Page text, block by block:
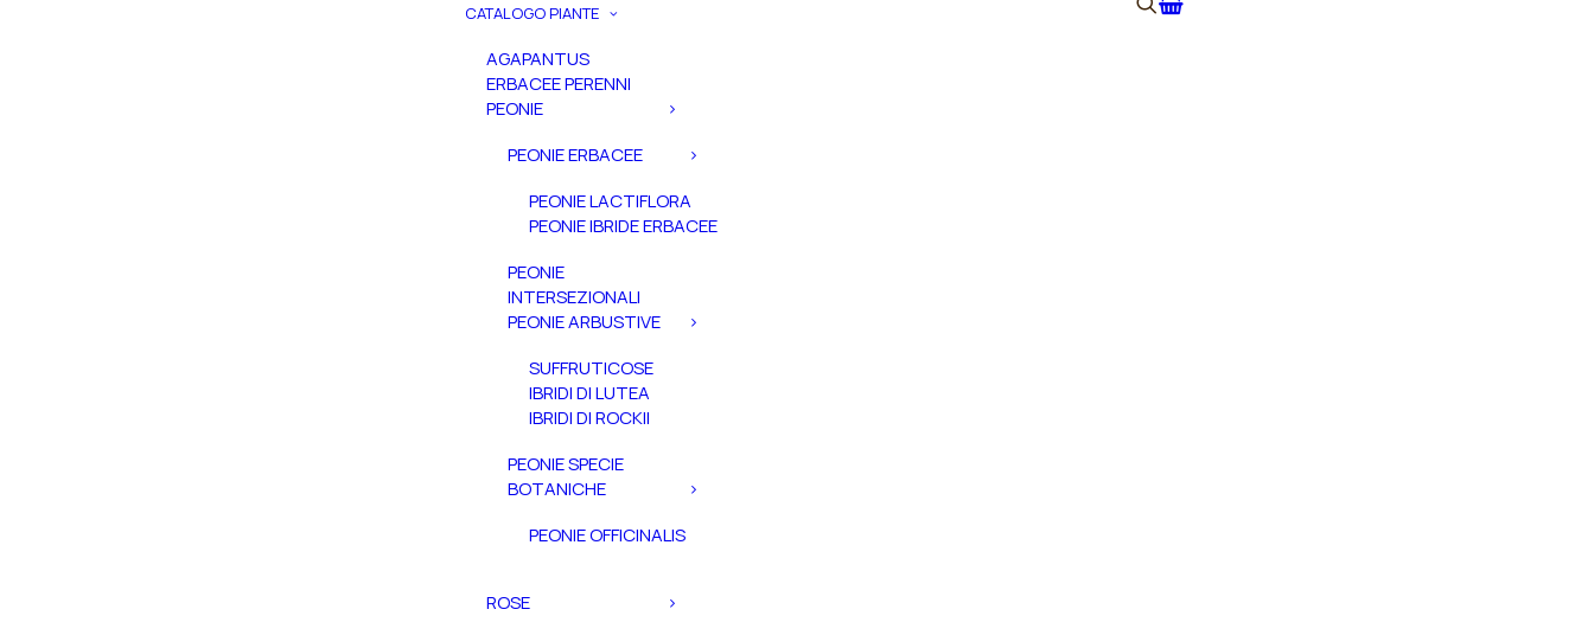
CATALOGO PIANTE
AGAPANTUS
ERBACEE PERENNI
PEONIE
PEONIE ERBACEE
PEONIE LACTIFLORA
PEONIE IBRIDE ERBACEE
PEONIE
INTERSEZIONALI
PEONIE ARBUSTIVE
SUFFRUTICOSE
IBRIDI DI LUTEA
IBRIDI DI ROCKII
PEONIE SPECIE
BOTANICHE
PEONIE OFFICINALIS
ROSE